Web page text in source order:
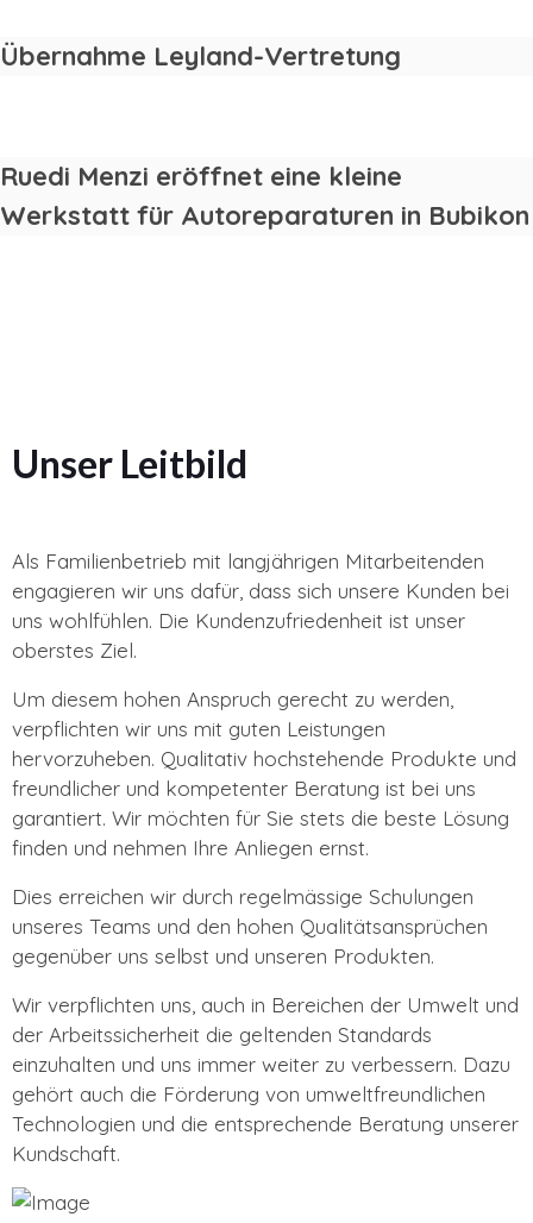
Übernahme Leyland-Vertretung
Ruedi Menzi eröffnet eine kleine
Werkstatt für Autoreparaturen in Bubikon
Unser Leitbild
Als Familienbetrieb mit langjährigen Mitarbeitenden
engagieren wir uns dafür, dass sich unsere Kunden bei
uns wohlfühlen. Die Kundenzufriedenheit ist unser
oberstes Ziel.
Um diesem hohen Anspruch gerecht zu werden,
verpflichten wir uns mit guten Leistungen
hervorzuheben. Qualitativ hochstehende Produkte und
freundlicher und kompetenter Beratung ist bei uns
garantiert. Wir möchten für Sie stets die beste Lösung
finden und nehmen Ihre Anliegen ernst.
Dies erreichen wir durch regelmässige Schulungen
unseres Teams und den hohen Qualitätsansprüchen
gegenüber uns selbst und unseren Produkten.
Wir verpflichten uns, auch in Bereichen der Umwelt und
der Arbeitssicherheit die geltenden Standards
einzuhalten und uns immer weiter zu verbessern. Dazu
gehört auch die Förderung von umweltfreundlichen
Technologien und die entsprechende Beratung unserer
Kundschaft.